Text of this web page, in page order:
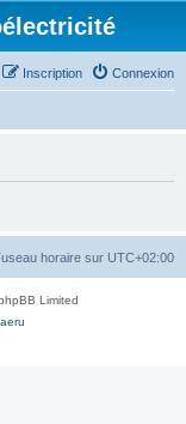
Connexion
Inscription
horaire sur UTC+02:00
Limited